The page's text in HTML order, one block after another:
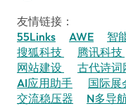
友情链接：
55Links
AWE 智
搜狐科技
腾讯科技
网站建设
古代诗词
AI应用助手
国际展
交流稳压器
N多导